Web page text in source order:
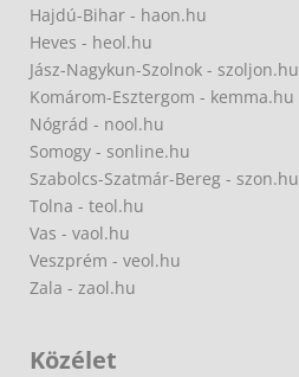
Hajdú-Bihar - haon.hu
Heves - heol.hu
Jász-Nagykun-Szolnok - szoljon.hu
Komárom-Esztergom - kemma.hu
Nógrád - nool.hu
Somogy - sonline.hu
Szabolcs-Szatmár-Bereg - szon.hu
Tolna - teol.hu
Vas - vaol.hu
Veszprém - veol.hu
Zala - zaol.hu
Közélet